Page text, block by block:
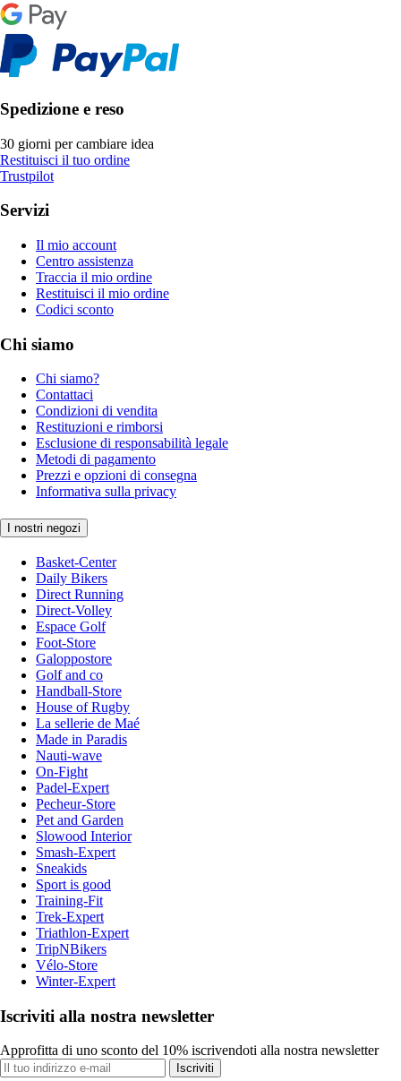
Spedizione e reso
30 giorni per cambiare idea
Restituisci il tuo ordine
Trustpilot
Servizi
Il mio account
Centro assistenza
Traccia il mio ordine
Restituisci il mio ordine
Codici sconto
Chi siamo
Chi siamo?
Contattaci
Condizioni di vendita
Restituzioni e rimborsi
Esclusione di responsabilità legale
Metodi di pagamento
Prezzi e opzioni di consegna
Informativa sulla privacy
I nostri negozi
Basket-Center
Daily Bikers
Direct Running
Direct-Volley
Espace Golf
Foot-Store
Galoppostore
Golf and co
Handball-Store
House of Rugby
La sellerie de Maé
Made in Paradis
Nauti-wave
On-Fight
Padel-Expert
Pecheur-Store
Pet and Garden
Slowood Interior
Smash-Expert
Sneakids
Sport is good
Training-Fit
Trek-Expert
Triathlon-Expert
TripNBikers
Vélo-Store
Winter-Expert
Iscriviti alla nostra newsletter
Approfitta di uno sconto del 10% iscrivendoti alla nostra newsletter
Iscriviti